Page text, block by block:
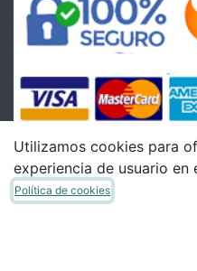
Condiciones
Utilizamos cookies para
experiencia de usuario en
Política de cookies